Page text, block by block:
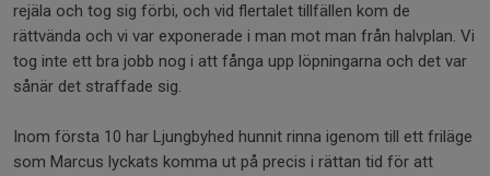
rejäla och tog sig förbi, och vid flertalet tillfällen kom de
rättvända och vi var exponerade i man mot man från halvplan. Vi
tog inte ett bra jobb nog i att fånga upp löpningarna och det var
sånär det straffade sig.
Inom första 10 har Ljungbyhed hunnit rinna igenom till ett friläge
som Marcus lyckats komma ut på precis i rättan tid för att